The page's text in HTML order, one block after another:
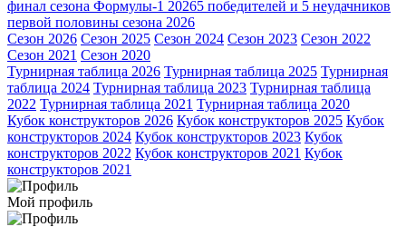
финал сезона Формулы-1 20265 победителей и 5 неудачников
первой половины сезона 2026
Сезон 2026 Сезон 2025 Сезон 2024 Сезон 2023 Сезон 2022
Сезон 2021 Сезон 2020
Турнирная таблица 2026 Турнирная таблица 2025 Турнирная
таблица 2024 Турнирная таблица 2023 Турнирная таблица
2022 Турнирная таблица 2021 Турнирная таблица 2020
Кубок конструкторов 2026 Кубок конструкторов 2025 Кубок
конструкторов 2024 Кубок конструкторов 2023 Кубок
конструкторов 2022 Кубок конструкторов 2021 Кубок
конструкторов 2021
Мой профиль